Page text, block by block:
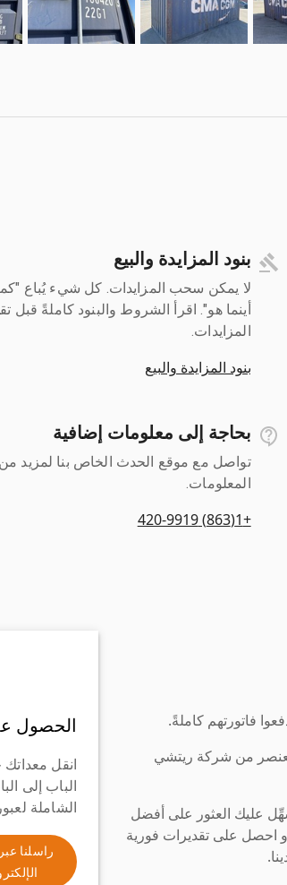
بنود المزايدة والبيع
لا يمكن سحب المزايدات. كل شيء يُباع
أينما هو". اقرأ الشروط والبنود كاملةً قبل
المزايدات.
بنود المزايدة والبيع
بحاجة إلى معلومات إضافية
تواصل مع موقع الحدث الخاص بنا لمزيد من
المعلومات.
+1(863) 420-9919
فاتورتهم كاملةً.
من شركة ريتشي
عليك العثور على أفضل
احصل على تقديرات فورية
الحصول
انقل
الباب إلى
الشاملة
راسلنا